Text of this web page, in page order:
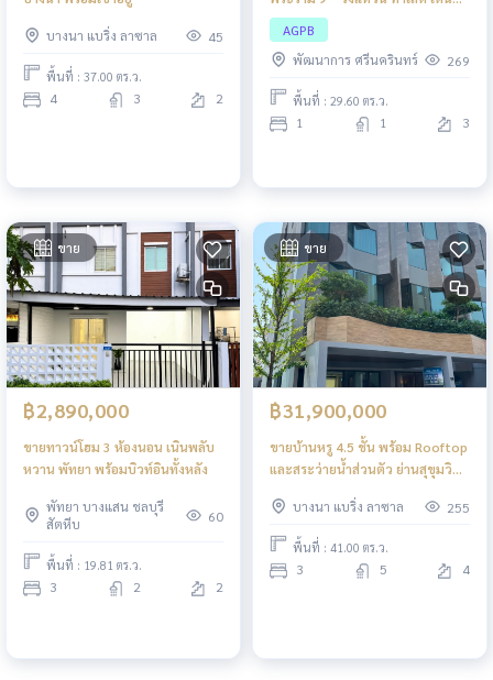
บางนา แบริ่ง ลาซาล 45
พื้นที่ : 37.00 ตร.ว.
4 3 2
ทางสะดวก ใกล้สิ่งอำนวยความ
สะดวกครบครัน
AGPB
พัฒนาการ ศรีนครินทร์
269
พื้นที่ : 29.60 ตร.ว.
1 1 3
ขาย
฿2,890,000
ขายทาวน์โฮม 3 ห้องนอน เนินพลับ
หวาน พัทยา พร้อมบิวท์อินทั้งหลัง
พัทยา บางแสน ชลบุรี
สัตหีบ
60
พื้นที่ : 19.81 ตร.ว.
3 2 2
ขาย
฿31,900,000
ขายบ้านหรู 4.5 ชั้น พร้อม Rooftop
และสระว่ายน้ำส่วนตัว ย่านสุขุมวิท
เมืองบางนา แบริ่ง ลาซาล 255
พื้นที่ : 41.00 ตร.ว.
3 5 4